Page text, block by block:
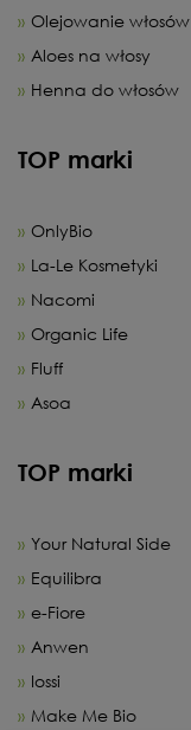
Olejowanie włosów
Aloes na włosy
Henna do włosów
TOP marki
OnlyBio
La-Le Kosmetyki
Nacomi
Organic Life
Fluff
Asoa
TOP marki
Your Natural Side
Equilibra
e-Fiore
Anwen
Iossi
Make Me Bio